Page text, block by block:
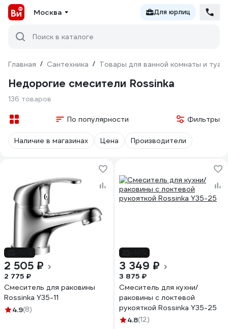
Москва Для юрлиц
Поиск в каталоге
Главная / Сантехника / Товары для ванной комнаты и
Недорогие смесители Rossinka
136 товаров
По популярности Фильтры
Наличие в магазинах Цена Производители
2 505 ₽
2 775 ₽
Смеситель для раковины
Rossinka Y35-11
4.9(8)
3 349 ₽
3 875 ₽
Смеситель для кухни/
раковины с локтевой
рукояткой Rossinka Y35-25
4.8(12)